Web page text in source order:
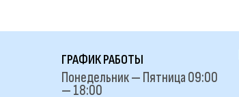
ГРАФИК РАБОТЫ
Понедельник — Пятница 09:00
— 18:00